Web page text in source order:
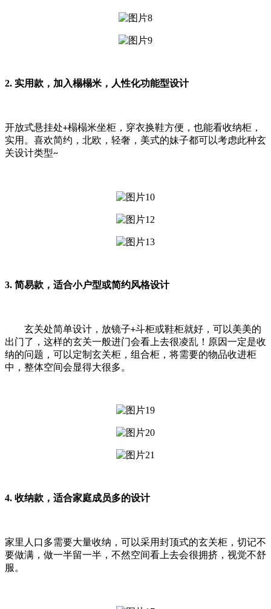
2. 实用款，加入榻榻米，人性化功能型设计
开放式悬挂处+榻榻米坐柜，穿衣换鞋方便，也能看收纳柜，
实用。喜欢简约，北欧，轻奢，美式的妹子都可以考虑此种玄
关设计类型~
3. 简易款，适合小户型或简约风格设计
玄关处简单设计，放镜子+斗柜或鞋柜就好，可以美美的
出门了 ， 这样的玄关一般进门会看上去很凌乱！原因一定是收
纳的问题，可以定制玄关柜，组合柜，将需要的物品收进柜
中，整体空间会显得大很多。
4. 收纳款，适合家庭成员多的设计
家里人口多需要大量收纳，可以采用封顶式的玄关柜，切记不
要做满，做一半留一半，不然空间看上去会很拥挤，视觉不舒
服。